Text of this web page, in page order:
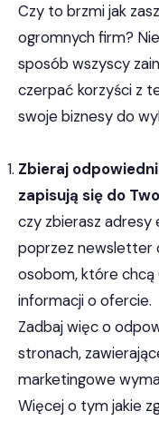
Czy to brzmi jak
ogromnych firm?
sposób wszyscy
czerpać korzyści z
swoje biznesy do
Zbieraj
zapisują się do
czy zbierasz adresy
poprzez newsletter
osobom, które
informacji o ofercie.
Zadbaj więc o
stronach,
marketingowe
Więcej o tym jakie